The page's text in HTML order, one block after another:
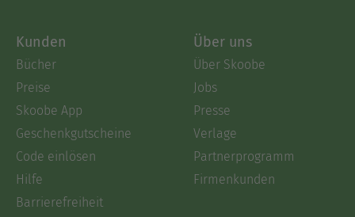
Kunden
Bücher
Preise
Skoobe App
Geschenkgutscheine
Code einlösen
Hilfe
Barrierefreiheit
Über uns
Über Skoobe
Jobs
Presse
Verlage
Partnerprogramm
Firmenkunden